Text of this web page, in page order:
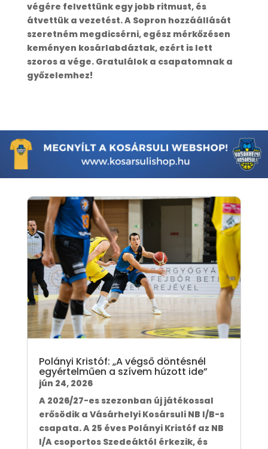
végére felvettünk egy jobb ritmust, és
átvettük a vezetést. A Sopron hozzáállását
szeretném megdicsérni, egész mérkőzésen
keményen kosárlabdáztak, ezért is lett
szoros a vége. Gratulálok a csapatomnak a
győzelemhez!
Polányi Kristóf: „A végső döntésnél
egyértelműen a szívem húzott ide”
jún 24, 2026
A 2026/27-es szezonban új játékossal
erősödik a Vásárhelyi Kosársuli NB I/B-s
csapata. A 25 éves Polányi Kristóf az NB
I/A csoportos Szedeáktól érkezik, és